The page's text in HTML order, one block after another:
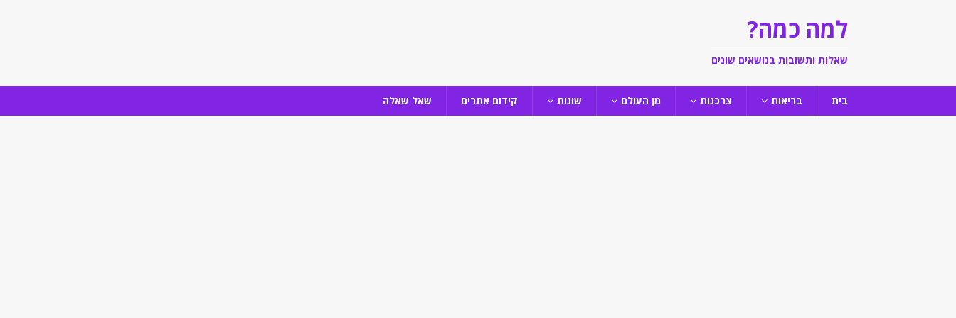
למה כמה?
שאלות ותשובות בנושאים שונים
בית בריאות צרכנות מן העולם שונות קידום אתרים שאל שאלה